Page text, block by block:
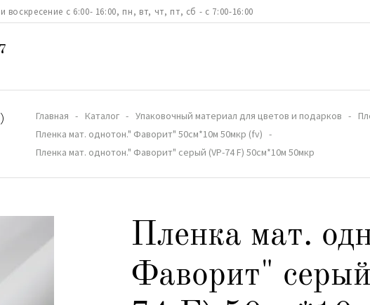
с 6:00- 16:00, пн, вт, чт, пт, сб - с 7:00-16:00
Главная Каталог Упаковочный материал для цветов и подарков
Пленка мат. однотон." Фаворит" 50см*10м 50мкр (fv)
Пленка мат. однотон." Фаворит" серый (VP-74 F) 50см*10м 50мкр
Пленка мат.
Фаворит"